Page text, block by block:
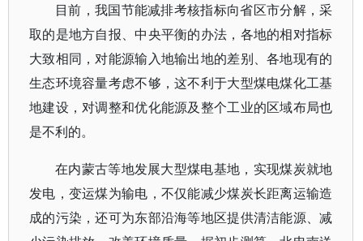
目前，我国节能减排考核指标向省区市分解，采
取的是地方自报、中央平衡的办法，各地的相对指标
大致相同，对能源输入地输出地的差别、各地现有的
生态环境容量考虑不够，这不利于大型煤电煤化工基
地建设，对调整和优化能源及整个工业的区域布局也
是不利的。
在内蒙古等地发展大型煤电基地，实现煤炭就地
发电，变运煤为输电，不仅能减少煤炭长距离运输造
成的污染，还可为东部沿海等地区提供清洁能源、减